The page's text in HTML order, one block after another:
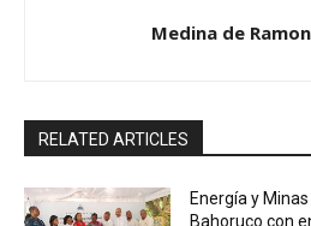
Medina de
RELATED ARTICLES
Energía y
Bahoruco con